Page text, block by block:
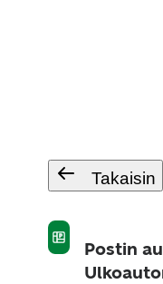
Takaisin
Postin